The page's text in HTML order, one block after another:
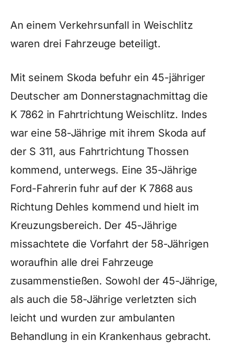
An einem Verkehrsunfall in Weischlitz
waren drei Fahrzeuge beteiligt.
Mit seinem Skoda befuhr ein 45-jähriger
Deutscher am Donnerstagnachmittag die
K 7862 in Fahrtrichtung Weischlitz. Indes
war eine 58-Jährige mit ihrem Skoda auf
der S 311, aus Fahrtrichtung Thossen
kommend, unterwegs. Eine 35-Jährige
Ford-Fahrerin fuhr auf der K 7868 aus
Richtung Dehles kommend und hielt im
Kreuzungsbereich. Der 45-Jährige
missachtete die Vorfahrt der 58-Jährigen
woraufhin alle drei Fahrzeuge
zusammenstießen. Sowohl der 45-Jährige,
als auch die 58-Jährige verletzten sich
leicht und wurden zur ambulanten
Behandlung in ein Krankenhaus gebracht.